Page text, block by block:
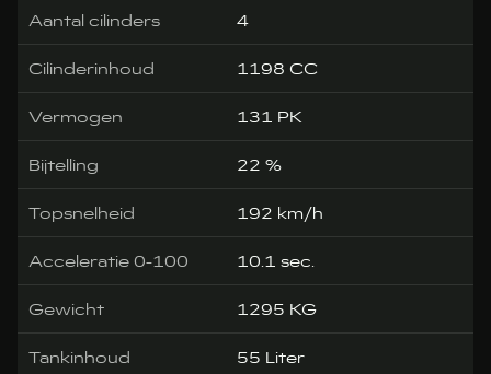
Aantal cilinders 4
Cilinderinhoud 1198 CC
Vermogen 131 PK
Bijtelling 22 %
Topsnelheid 192 km/h
Acceleratie 0-100 10.1 sec.
Gewicht 1295 KG
Tankinhoud 55 Liter